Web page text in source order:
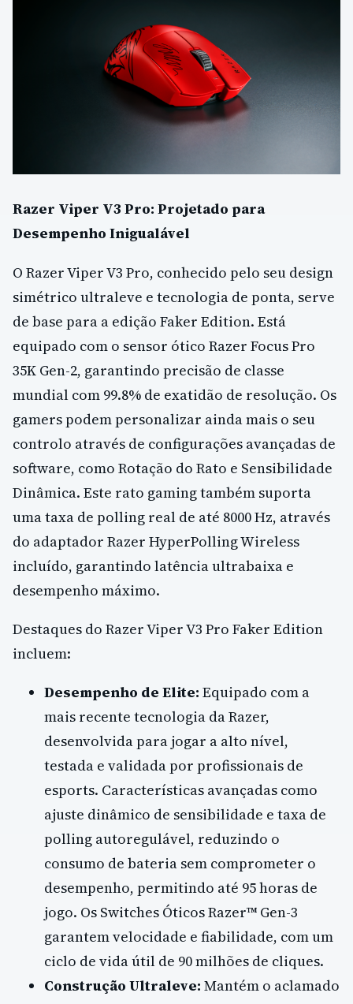
Razer Viper V3 Pro: Projetado para
Desempenho Inigualável
O Razer Viper V3 Pro, conhecido pelo seu design
simétrico ultraleve e tecnologia de ponta, serve
de base para a edição Faker Edition. Está
equipado com o sensor ótico Razer Focus Pro
35K Gen-2, garantindo precisão de classe
mundial com 99.8% de exatidão de resolução. Os
gamers podem personalizar ainda mais o seu
controlo através de configurações avançadas de
software, como Rotação do Rato e Sensibilidade
Dinâmica. Este rato gaming também suporta
uma taxa de polling real de até 8000 Hz, através
do adaptador Razer HyperPolling Wireless
incluído, garantindo latência ultrabaixa e
desempenho máximo.
Destaques do Razer Viper V3 Pro Faker Edition
incluem:
Desempenho de Elite: Equipado com a
mais recente tecnologia da Razer,
desenvolvida para jogar a alto nível,
testada e validada por profissionais de
esports. Características avançadas como
ajuste dinâmico de sensibilidade e taxa de
polling autoregulável, reduzindo o
consumo de bateria sem comprometer o
desempenho, permitindo até 95 horas de
jogo. Os Switches Óticos Razer™ Gen-3
garantem velocidade e fiabilidade, com um
ciclo de vida útil de 90 milhões de cliques.
Construção Ultraleve: Mantém o aclamado